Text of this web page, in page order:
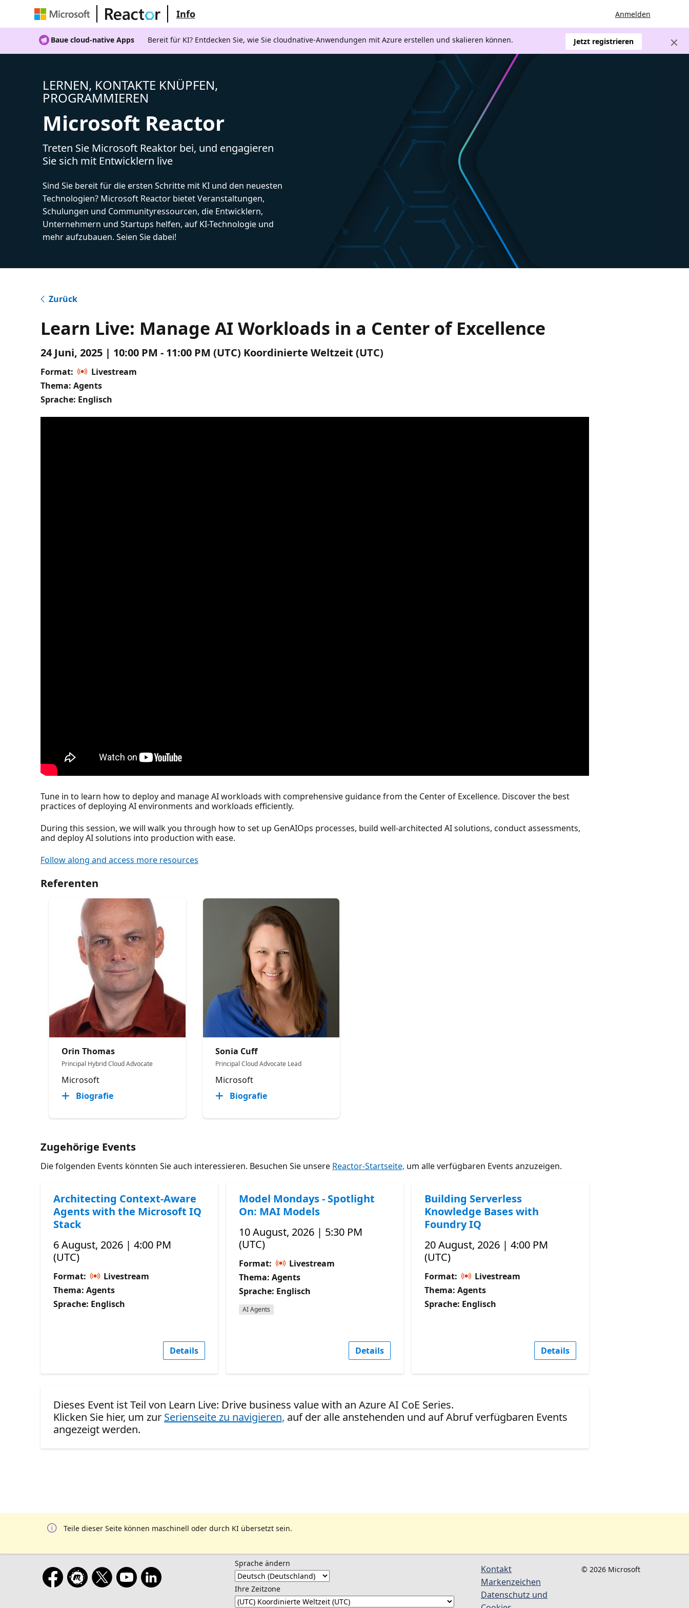
Info Anmelden
Baue cloud-native Apps Bereit für KI? Entdecken Sie, wie Sie cloudnative-Anwendungen mit Azure erstellen und skalieren können. Jetzt registrieren
LERNEN, KONTAKTE KNÜPFEN,
PROGRAMMIEREN
Microsoft Reactor
Treten Sie Microsoft Reaktor bei, und engagieren
Sie sich mit Entwicklern live
Sind Sie bereit für die ersten Schritte mit KI und den neuesten
Technologien? Microsoft Reactor bietet Veranstaltungen,
Schulungen und Communityressourcen, die Entwicklern,
Unternehmern und Startups helfen, auf KI-Technologie und
mehr aufzubauen. Seien Sie dabei!
Zurück
Learn Live: Manage AI Workloads in a Center of Excellence
24 Juni, 2025 | 10:00 PM - 11:00 PM (UTC) Koordinierte Weltzeit (UTC)
Format:
Livestream
Thema: Agents
Sprache: Englisch
Tune in to learn how to deploy and manage AI workloads with comprehensive guidance from the Center of Excellence. Discover the best
practices of deploying AI environments and workloads efficiently.
During this session, we will walk you through how to set up GenAIOps processes, build well-architected AI solutions, conduct assessments,
and deploy AI solutions into production with ease.
Follow along and access more resources
Referenten
Orin Thomas
Principal Hybrid Cloud Advocate
Microsoft
Biografie
Sonia Cuff
Principal Cloud Advocate Lead
Microsoft
Biografie
Zugehörige Events
Die folgenden Events könnten Sie auch interessieren. Besuchen Sie unsere Reactor-Startseite, um alle verfügbaren Events anzuzeigen.
Architecting Context-Aware
Agents with the Microsoft IQ
Stack
6 August, 2026 | 4:00 PM
(UTC)
Format:
Livestream
Thema: Agents
Sprache: Englisch
Details
Model Mondays - Spotlight
On: MAI Models
10 August, 2026 | 5:30 PM
(UTC)
Format:
Livestream
Thema: Agents
Sprache: Englisch
AI Agents
Details
Building Serverless
Knowledge Bases with
Foundry IQ
20 August, 2026 | 4:00 PM
(UTC)
Format:
Livestream
Thema: Agents
Sprache: Englisch
Details
Dieses Event ist Teil von Learn Live: Drive business value with an Azure AI CoE Series.
Klicken Sie hier, um zur Serienseite zu navigieren, auf der alle anstehenden und auf Abruf verfügbaren Events
angezeigt werden.
Teile dieser Seite können maschinell oder durch KI übersetzt sein.
Sprache ändern
Ihre Zeitzone
Kontakt
Markenzeichen
Datenschutz und
© 2026 Microsoft